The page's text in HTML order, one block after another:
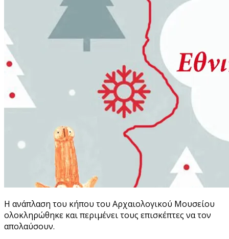
Η ανάπλαση του κήπου του Αρχαιολογικού Μουσείου
ολοκληρώθηκε και περιμένει τους επισκέπτες να τον
απολαύσουν.